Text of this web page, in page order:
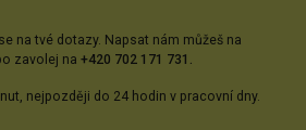
na tvé dotazy. Napsat nám můžeš na
zavolej na +420 702 171 731.
nejpozději do 24 hodin v pracovní dny.